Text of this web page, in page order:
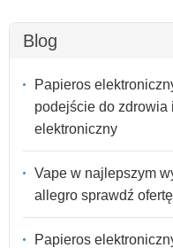
Blog
Papieros
podejście do zdrowia
elektroniczny
Vape w najlepszym
allegro sprawdź
Papieros